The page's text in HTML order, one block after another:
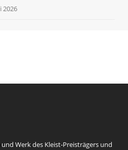
2026
Werk des Kleist-Preisträgers und